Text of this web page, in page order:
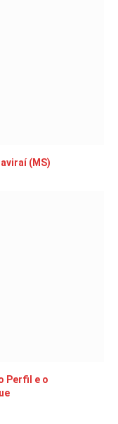
(MS)
Perfil e o